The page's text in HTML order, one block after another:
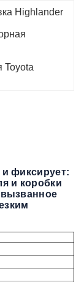
Highlander
Toyota
фиксирует:
и коробки